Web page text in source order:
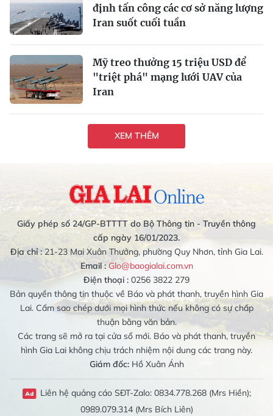
định tấn công các cơ sở năng lượng
Iran suốt cuối tuần
Mỹ treo thưởng 15 triệu USD để
"triệt phá" mạng lưới UAV của
Iran
XEM THÊM
Giấy phép số 24/GP-BTTTT do Bộ Thông tin - Truyền thông
cấp ngày 16/01/2023.
Địa chỉ :21-23 Mai Xuân Thưởng, phường Quy Nhơn, tỉnh Gia Lai.
Email : Glo@baogialai.com.vn
Điện thoại : 0256 3822 279
Bản quyền thông tin thuộc về Báo và phát thanh, truyền hình Gia
Lai. Cấm sao chép dưới mọi hình thức nếu không có sự chấp
thuận bằng văn bản.
Các trang sẽ mở ra tại cửa sổ mới. Báo và phát thanh, truyền
hình Gia Lai không chịu trách nhiệm nội dung các trang này.
Giám đốc:Hồ Xuân Ánh
Liên hệ quảng cáo SĐT-Zalo: 0834.778.268 (Mrs Hiền);
0989.079.314 (Mrs Bích Liên)